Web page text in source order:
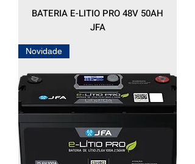
BATERIA E-LITIO PRO 48V 50AH
JFA
Novidade